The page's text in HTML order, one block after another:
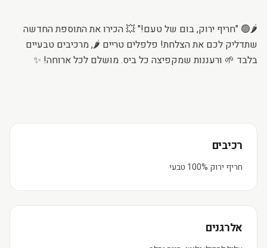
🌶️🟢 "חריף ירוק, בום של טעם!" 💥 הכירו את התוספת החדשה
שתדליק לכם את הצלחת! פלפלים טריים 🌶️, מרכיבים טבעיים
בלבד 🌱 ורעננות שמקפיצה כל ביס. מושלם לכל ארוחה! ✨
רכיבים
חריף ירוק 100% טבעי
אלרגנים